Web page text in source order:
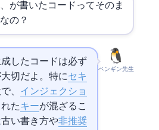
AIが書いたコードってそのま
の？
ペンギン先生
成したコードは必ず
切だよ。特にセキ
、 SQLインジェクショ
たAPIキーが混ざるこ
古い書き方や非推奨